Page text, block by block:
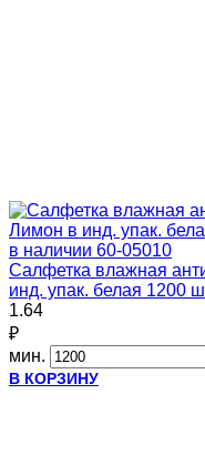
в наличии 60-05010
Салфетка влажная
инд. упак. белая 1200
1.64
₽
мин.
В КОРЗИНУ